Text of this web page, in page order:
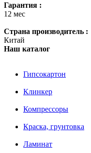
Гарантия :
12 мес
Страна производитель :
Китай
Наш каталог
Гипсокартон
Клинкер
Компрессоры
Краска, грунтовка
Ламинат